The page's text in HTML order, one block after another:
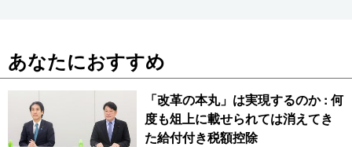
あなたにおすすめ
「改革の本丸」は実現するのか : 何
度も俎上に載せられては消えてき
た給付付き税額控除